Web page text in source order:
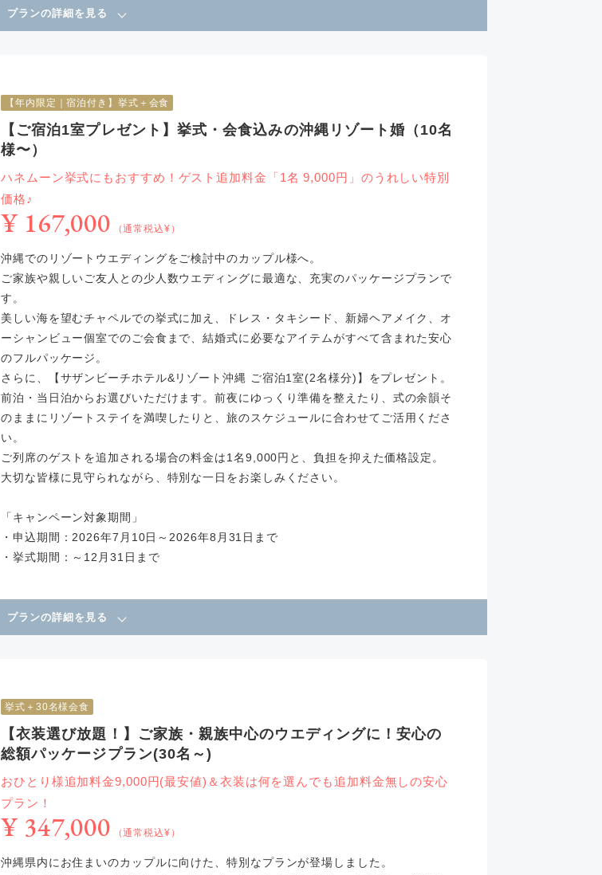
プランの詳細を見る
【年内限定｜宿泊付き】挙式＋会食
【ご宿泊1室プレゼント】挙式・会食込みの沖縄リゾート婚（10名
様〜）
ハネムーン挙式にもおすすめ！ゲスト追加料金「1名 9,000円」のうれしい特別
価格♪
¥ 167,000 （通常税込¥）
沖縄でのリゾートウエディングをご検討中のカップル様へ。
ご家族や親しいご友人との少人数ウエディングに最適な、充実のパッケージプランで
す。
美しい海を望むチャペルでの挙式に加え、ドレス・タキシード、新婦ヘアメイク、オ
ーシャンビュー個室でのご会食まで、結婚式に必要なアイテムがすべて含まれた安心
のフルパッケージ。
さらに、【サザンビーチホテル&リゾート沖縄 ご宿泊1室(2名様分)】をプレゼント。
前泊・当日泊からお選びいただけます。前夜にゆっくり準備を整えたり、式の余韻そ
のままにリゾートステイを満喫したりと、旅のスケジュールに合わせてご活用くださ
い。
ご列席のゲストを追加される場合の料金は1名9,000円と、負担を抑えた価格設定。
大切な皆様に見守られながら、特別な一日をお楽しみください。
「キャンペーン対象期間」
・申込期間：2026年7月10日～2026年8月31日まで
・挙式期間：～12月31日まで
プランの詳細を見る
挙式＋30名様会食
【衣装選び放題！】ご家族・親族中心のウエディングに！安心の
総額パッケージプラン(30名～)
おひとり様追加料金9,000円(最安値)＆衣装は何を選んでも追加料金無しの安心
プラン！
¥ 347,000 （通常税込¥）
沖縄県内にお住まいのカップルに向けた、特別なプランが登場しました。